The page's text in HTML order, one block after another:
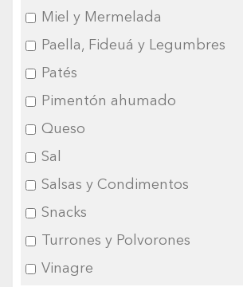
Miel y Mermelada
Paella, Fideuá y Legumbres
Patés
Pimentón ahumado
Queso
Sal
Salsas y Condimentos
Snacks
Turrones y Polvorones
Vinagre